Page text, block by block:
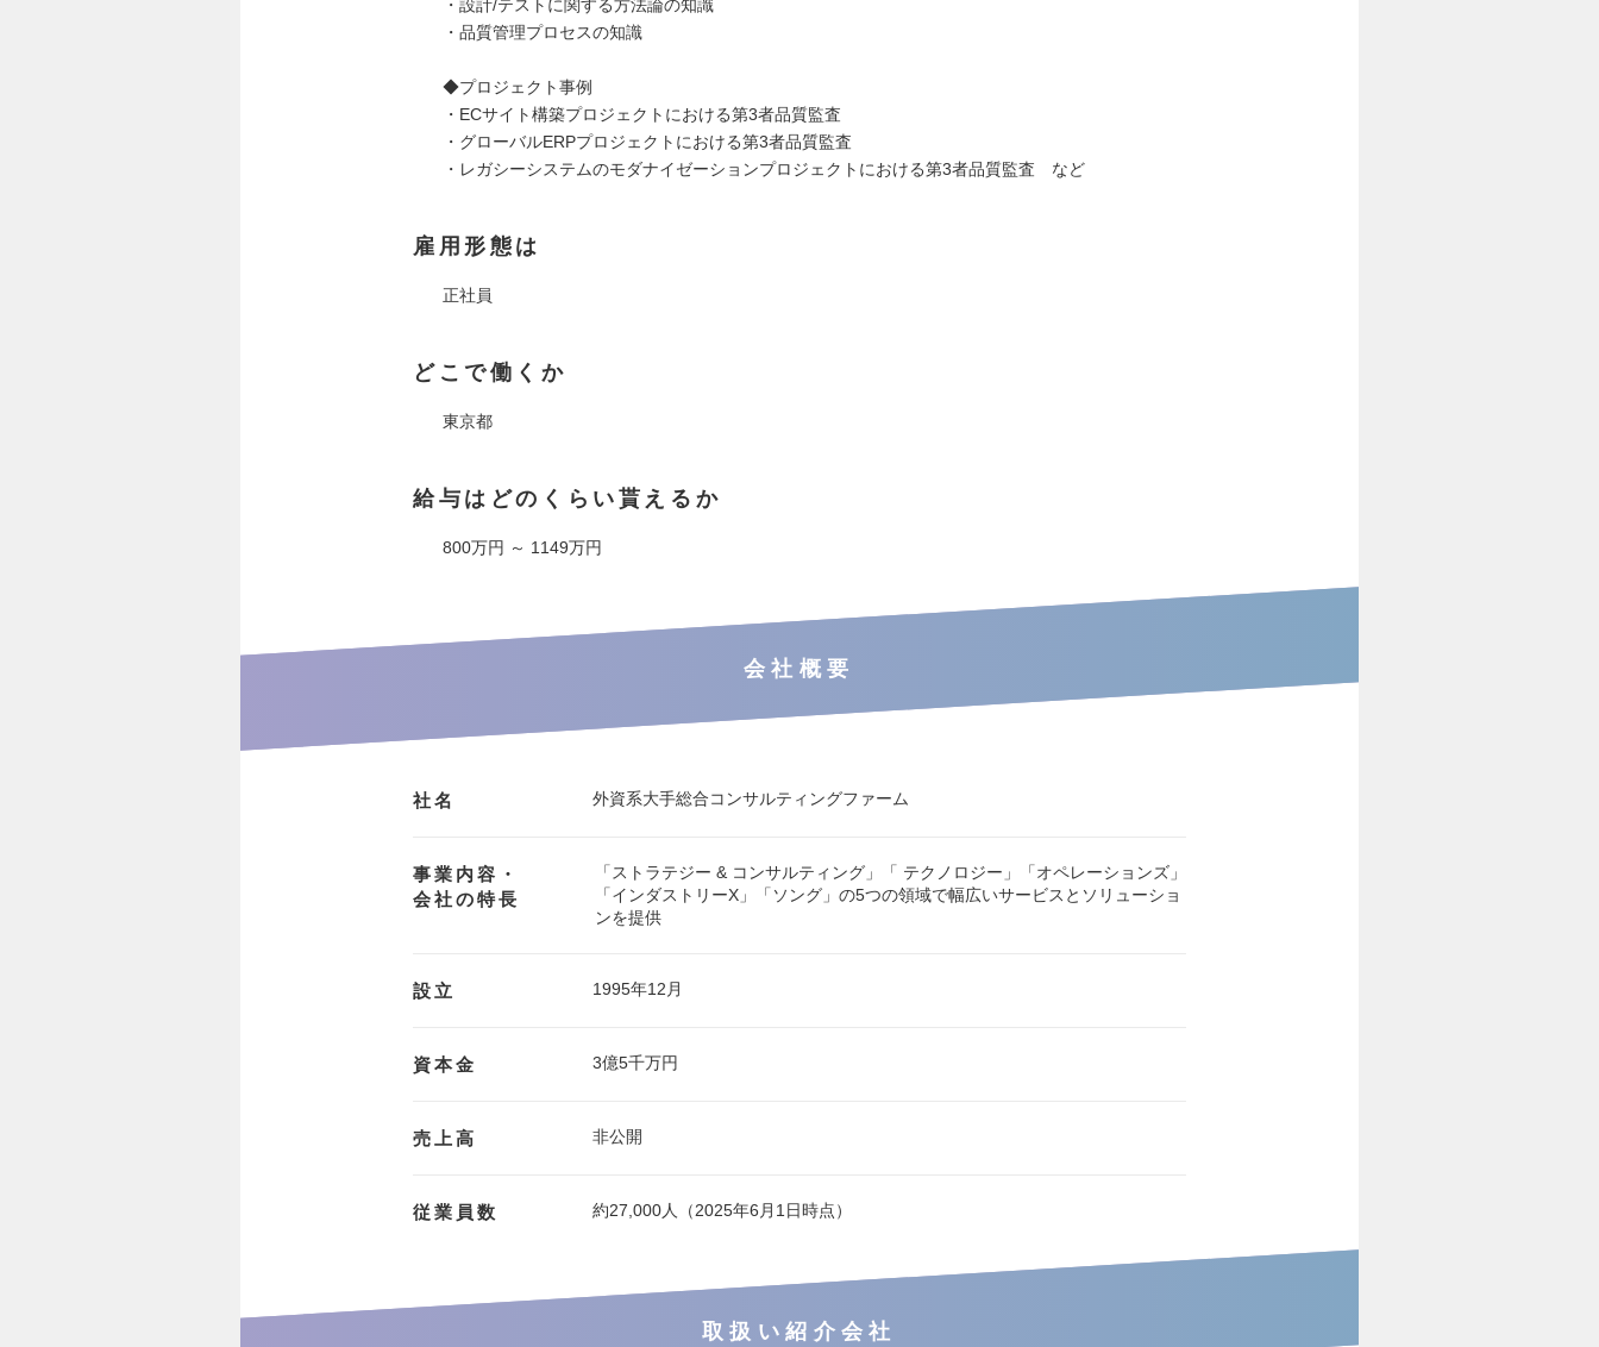
・設計/テストに関する方法論の知識
・品質管理プロセスの知識
◆プロジェクト事例
・ECサイト構築プロジェクトにおける第3者品質監査
・グローバルERPプロジェクトにおける第3者品質監査
・レガシーシステムのモダナイゼーションプロジェクトにおける第3者品質監査 など
雇用形態は
正社員
どこで働くか
東京都
給与はどのくらい貰えるか
800万円 ～ 1149万円
会社概要
社名 外資系大手総合コンサルティングファーム
事業内容・
会社の特長
「ストラテジー & コンサルティング」「 テクノロジー」「オペレーションズ」
「インダストリーX」「ソング」の5つの領域で幅広いサービスとソリューショ
ンを提供
設立 1995年12月
資本金 3億5千万円
売上高 非公開
従業員数 約27,000人（2025年6月1日時点）
取扱い紹介会社